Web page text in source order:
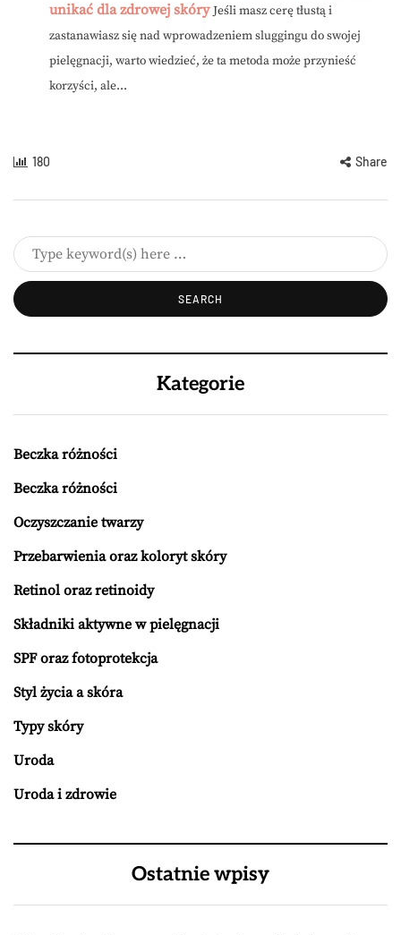
unikać dla zdrowej skóry Jeśli masz cerę tłustą i
zastanawiasz się nad wprowadzeniem sluggingu do swojej
pielęgnacji, warto wiedzieć, że ta metoda może przynieść
korzyści, ale...
180 Share
Kategorie
Beczka różności
Beczka różności
Oczyszczanie twarzy
Przebarwienia oraz koloryt skóry
Retinol oraz retinoidy
Składniki aktywne w pielęgnacji
SPF oraz fotoprotekcja
Styl życia a skóra
Typy skóry
Uroda
Uroda i zdrowie
Ostatnie wpisy